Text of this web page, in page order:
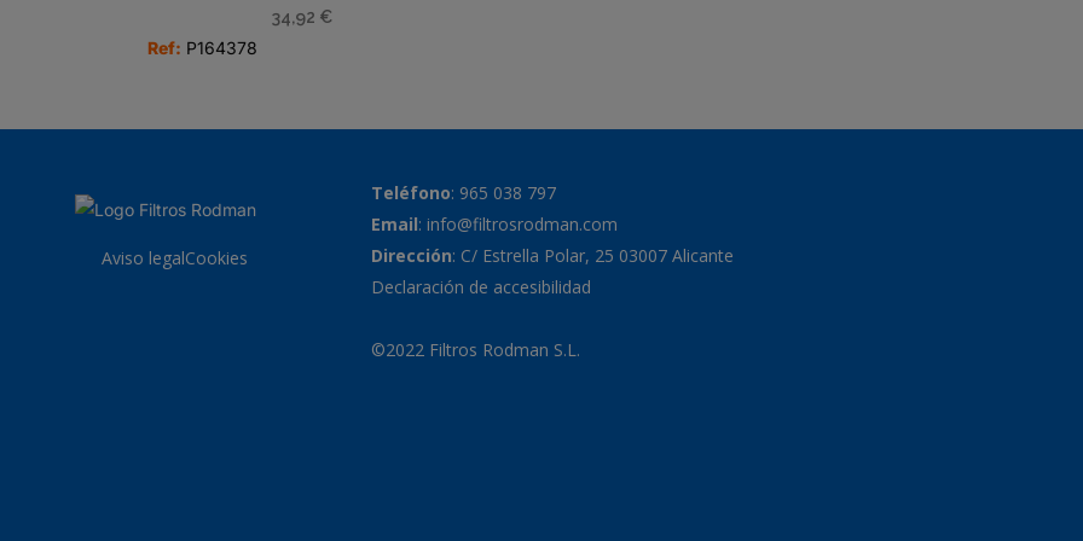
34,92 €
Ref: P164378
Aviso legalCookies
Teléfono: 965 038 797
Email: info@filtrosrodman.com
Dirección: C/ Estrella Polar, 25 03007 Alicante
Declaración de accesibilidad
©2022 Filtros Rodman S.L.